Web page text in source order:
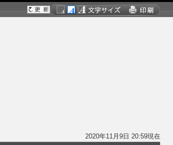
2020年11月9日 20:59現在